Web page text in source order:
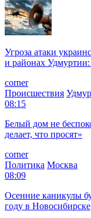
Угроза атаки
и районах
corner
Происшествия
08:15
Белый дом не
делает, что просят»
corner
Политика Москва
08:09
Осенние каникулы
году в Новосибирске